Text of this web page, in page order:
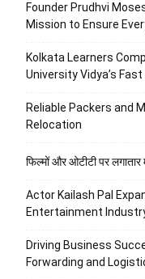
Founder Prudhvi
Mission to Ensure
Kolkata Learners
University Vidya’s
Reliable Packers and
Relocation
फिल्मों और ओटीटी पर
Actor Kailash Pal
Entertainment
Driving Business
Forwarding and